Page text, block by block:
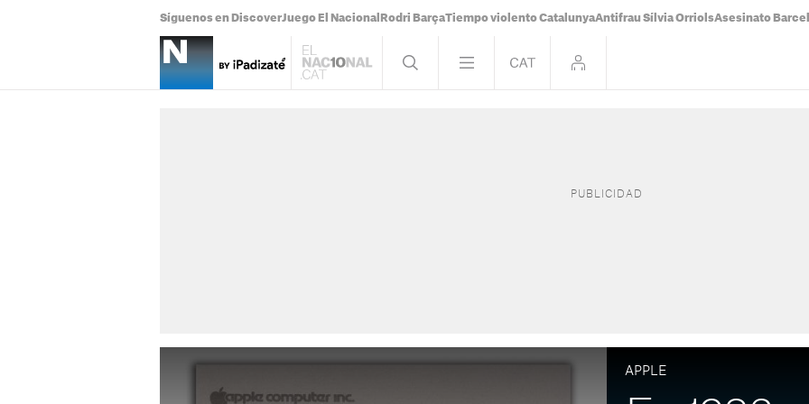
Síguenos en DiscoverJuego El Nacional Rodri BarçaTiempo violento CatalunyaAntifrau Sílvia OrriolsAsesinato
APPLE